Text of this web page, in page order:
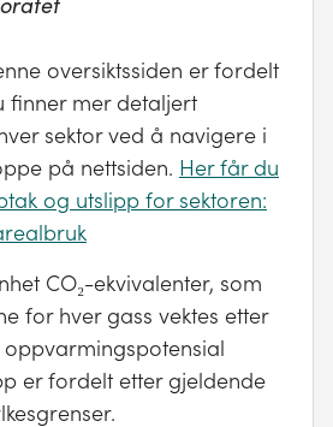
oversiktssiden er fordelt
finner mer detaljert
sektor ved å navigere i
på nettsiden. Her får du
og utslipp for sektoren:
CO₂-ekvivalenter, som
for hver gass vektes etter
er fordelt etter gjeldende